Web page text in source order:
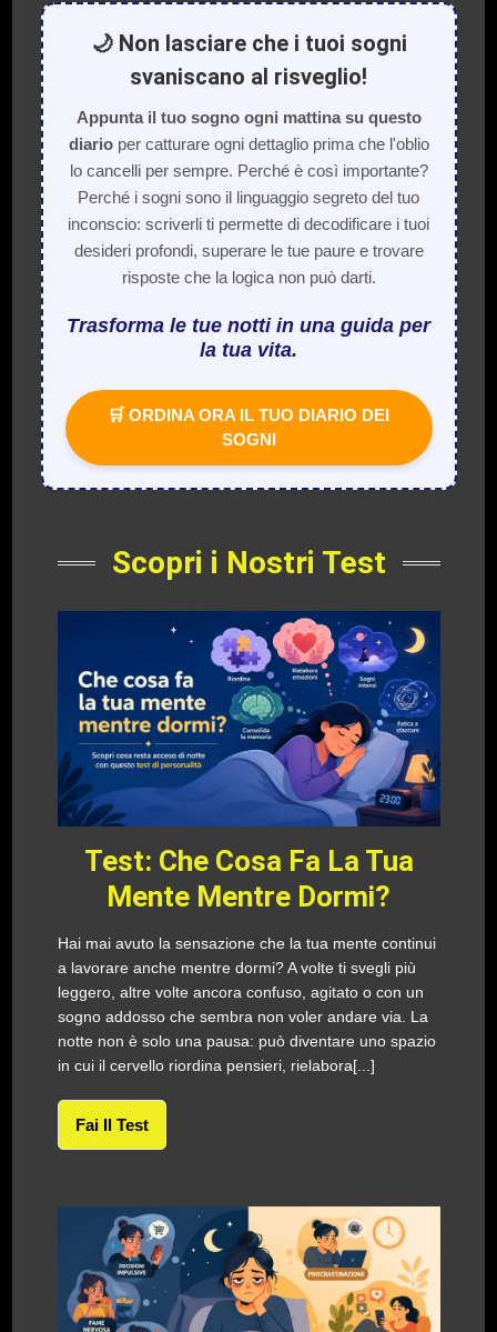
🌙 Non lasciare che i tuoi sogni
svaniscano al risveglio!
Appunta il tuo sogno ogni mattina su questo
diarioper catturare ogni dettaglio prima che l'oblio
lo cancelli per sempre. Perché è così importante?
Perché i sogni sono il linguaggio segreto del tuo
inconscio: scriverli ti permette di decodificare i tuoi
desideri profondi, superare le tue paure e trovare
risposte che la logica non può darti.
Trasforma le tue notti in una guida per
la tua vita.
🛒 ORDINA ORA IL TUO DIARIO DEI
SOGNI
Scopri i Nostri Test
Test: Che Cosa Fa La Tua
Mente Mentre Dormi?
Hai mai avuto la sensazione che la tua mente continui
a lavorare anche mentre dormi? A volte ti svegli più
leggero, altre volte ancora confuso, agitato o con un
sogno addosso che sembra non voler andare via. La
notte non è solo una pausa: può diventare uno spazio
in cui il cervello riordina pensieri, rielabora[...]
Fai Il Test